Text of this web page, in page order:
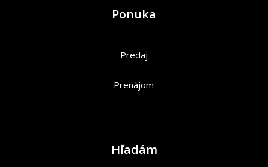
Ponuka
Predaj
Prenájom
Hľadám